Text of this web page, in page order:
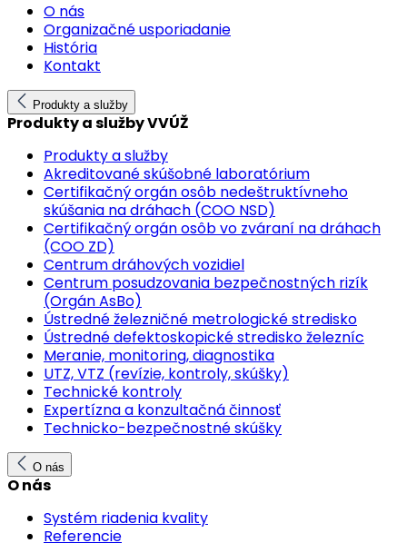
O nás
Organizačné usporiadanie
História
Kontakt
Produkty a služby
Produkty a služby VVÚŽ
Produkty a služby
Akreditované skúšobné laboratórium
Certifikačný orgán osôb nedeštruktívneho
skúšania na dráhach (COO NSD)
Certifikačný orgán osôb vo zváraní na dráhach
(COO ZD)
Centrum dráhových vozidiel
Centrum posudzovania bezpečnostných rizík
(Orgán AsBo)
Ústredné železničné metrologické stredisko
Ústredné defektoskopické stredisko železníc
Meranie, monitoring, diagnostika
UTZ, VTZ (revízie, kontroly, skúšky)
Technické kontroly
Expertízna a konzultačná činnosť
Technicko-bezpečnostné skúšky
O nás
O nás
Systém riadenia kvality
Referencie